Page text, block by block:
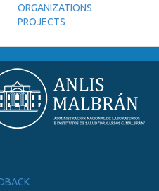
ORGANIZATIONS
PROJECTS